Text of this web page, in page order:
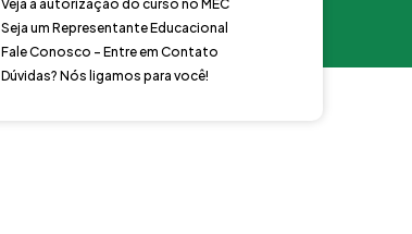
Veja a autorização do curso no MEC
Seja um Representante Educacional
Fale Conosco - Entre em Contato
Dúvidas? Nós ligamos para você!